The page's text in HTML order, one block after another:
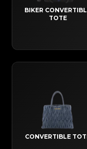
BIKER
TOTE
CONVERTIBLE